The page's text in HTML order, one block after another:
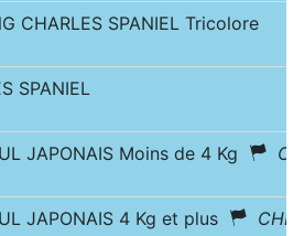
CHARLES SPANIEL Tricolore
SPANIEL
JAPONAIS Moins de 4 Kg
JAPONAIS 4 Kg et plus CHIN